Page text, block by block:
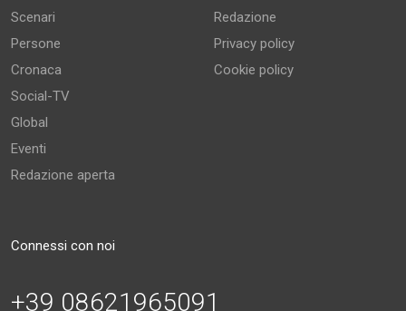
Scenari
Persone
Cronaca
Social-TV
Global
Eventi
Redazione aperta
Redazione
Privacy policy
Cookie policy
Connessi con noi
+39 08621965091